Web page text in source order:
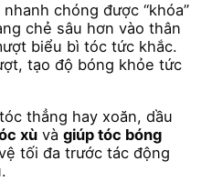
chóng được “khóa”
chẻ sâu hơn vào thân
biểu bì tóc tức khắc.
tạo độ bóng khỏe tức
thẳng hay xoăn, dầu
xù và giúp tóc bóng
tối đa trước tác động